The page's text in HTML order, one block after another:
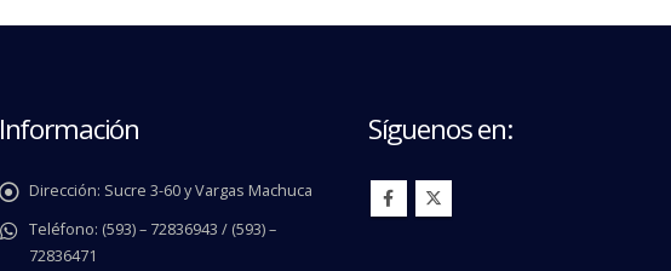
Información
Dirección: Sucre 3-60 y Vargas Machuca
Teléfono: (593) – 72836943 / (593) –
72836471
Síguenos en: